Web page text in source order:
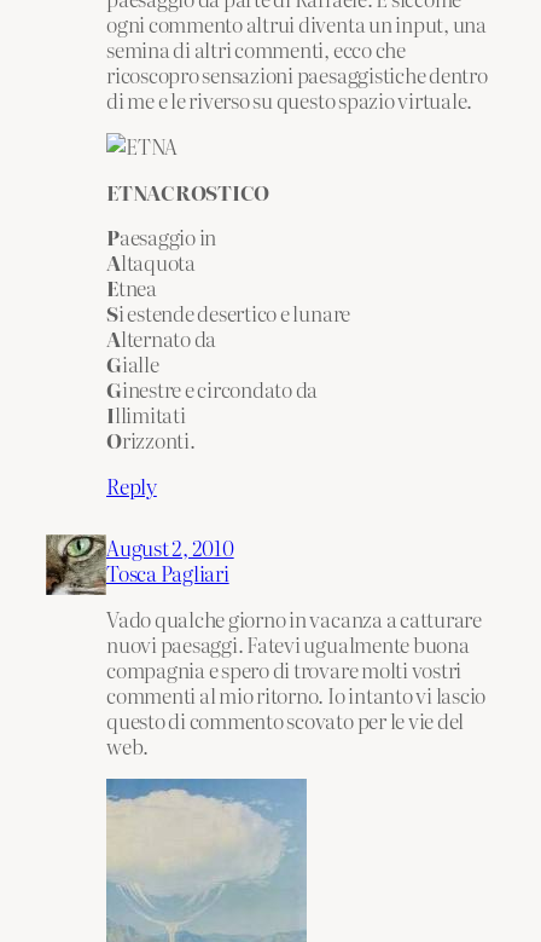
ogni commento altrui diventa un input, una
semina di altri commenti, ecco che
ricoscopro sensazioni paesaggistiche dentro
di me e le riverso su questo spazio virtuale.
ETNACROSTICO
Paesaggio in
Altaquota
Etnea
Si estende desertico e lunare
Alternato da
Gialle
Ginestre e circondato da
Illimitati
Orizzonti.
Reply
August 2, 2010
Tosca Pagliari
Vado qualche giorno in vacanza a catturare
nuovi paesaggi. Fatevi ugualmente buona
compagnia e spero di trovare molti vostri
commenti al mio ritorno. Io intanto vi lascio
questo di commento scovato per le vie del
web.